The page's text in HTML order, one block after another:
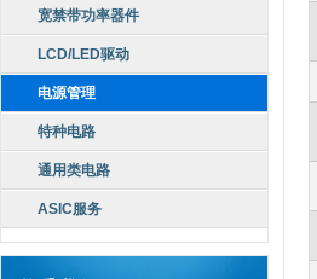
宽禁带功率器件
LCD/LED驱动
电源管理
特种电路
通用类电路
ASIC服务